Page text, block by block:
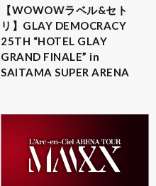
【WOWOWラベル&セト
リ】GLAY DEMOCRACY
25TH “HOTEL GLAY
GRAND FINALE” in
SAITAMA SUPER ARENA